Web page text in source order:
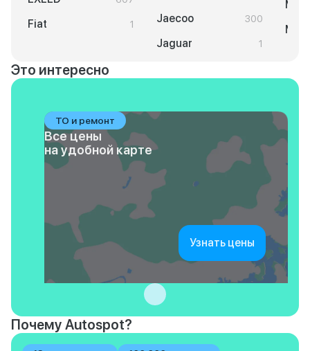
Fiat 1 Jaecoo 300
Jaguar 1
MINI
Это интересно
ТО и ремонт
Все цены
на удобной карте
Узнать цены
Почему Autospot?